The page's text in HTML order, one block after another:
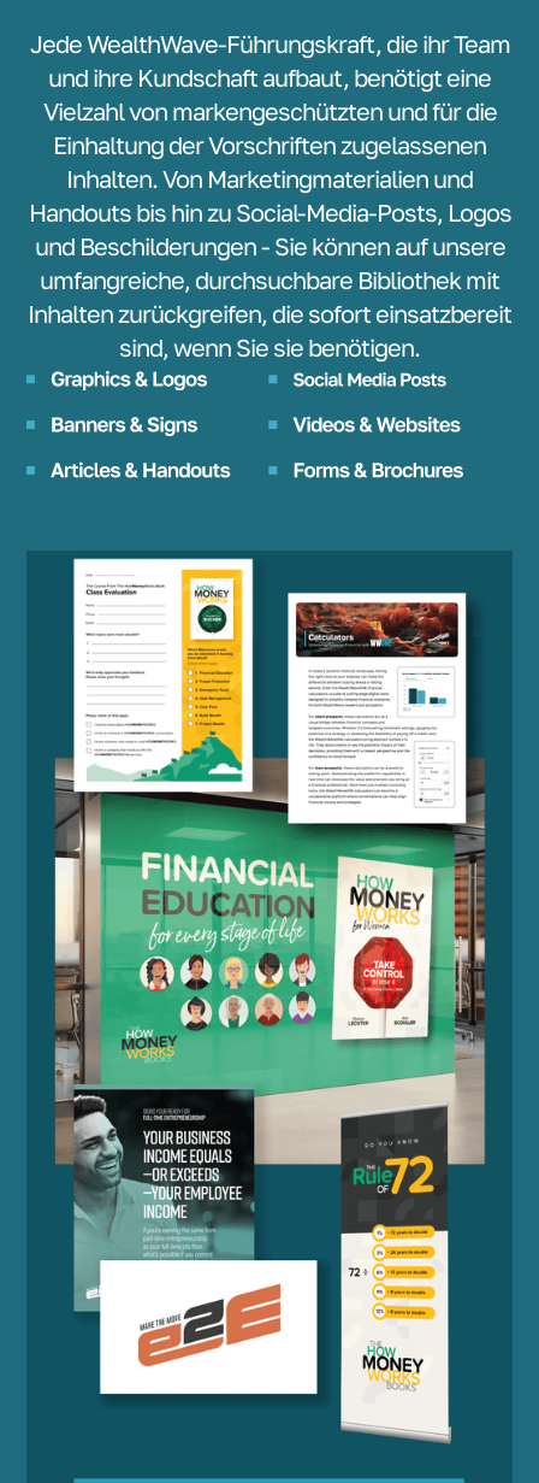
Jede WealthWave-Führungskraft, die ihr Team
und ihre Kundschaft aufbaut, benötigt eine
Vielzahl von markengeschützten und für die
Einhaltung der Vorschriften zugelassenen
Inhalten. Von Marketingmaterialien und
Handouts bis hin zu Social-Media-Posts, Logos
und Beschilderungen - Sie können auf unsere
umfangreiche, durchsuchbare Bibliothek mit
Inhalten zurückgreifen, die sofort einsatzbereit
sind, wenn Sie sie benötigen.